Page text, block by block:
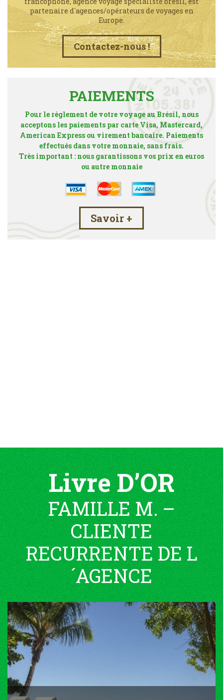
partenaire d´agences/opérateurs de voyages en
Europe.
Contactez-nous !
PAIEMENTS
Pour le réglement de votre voyage au Brésil, nous
acceptons les paiements par carte Visa, Mastercard,
American Express ou virement bancaire. Paiements
effectués dans votre monnaie, sans frais.
Très important : nous garantissons vos prix en euros
ou autre monnaie
Savoir +
Livre D’OR
FAMILLE M. –
CLIENTE
RECURRENTE DE L
´AGENCE